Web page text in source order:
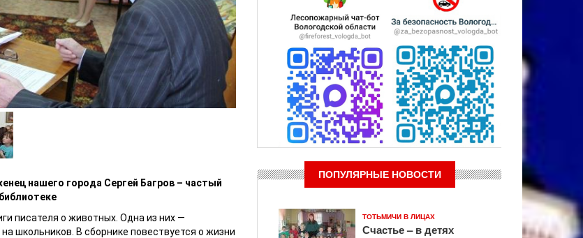
нашего города Сергей Багров – частый
писателя о животных. Одна из них —
школьников. В сборнике повествуется о жизни
ПОПУЛЯРНЫЕ НОВОСТИ
ТОТЬМИЧИ В ЛИЦАХ
Счастье – в детях